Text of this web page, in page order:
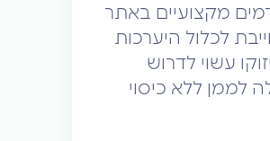
מקצועיים באתר
לכלול היערכות
עשוי לדרוש
לממן ללא כיסוי